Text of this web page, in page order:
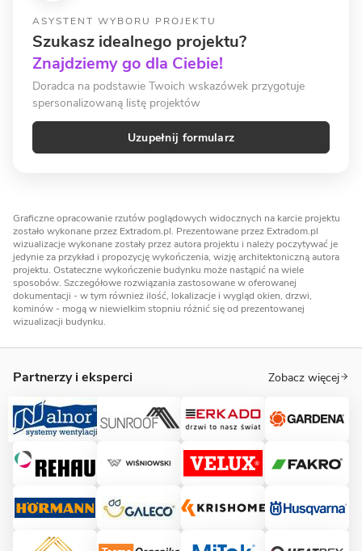
ASYSTENT WYBORU PROJEKTU
Szukasz idealnego projektu?
Znajdziemy go dla Ciebie!
Doradca na podstawie Twoich wskazówek przygotuje
spersonalizowaną listę projektów
Uzupełnij formularz
Graficzne opracowanie rzutów poglądowych widocznych na karcie projektu
zostało wykonane przez Extradom.pl. Prezentowane przez Extradom.pl
wizualizacje wykonane zostały przez autora projektu i należy poczytywać je
jedynie za przykład i propozycję wykończenia, wizję architektoniczną autora
projektu. Ostateczne wykończenie budynku może nastąpić na wiele
sposobów. Szczegółowe rozwiązania zastosowane w oferowanej
dokumentacji - w tym również ilość, lokalizacje i wygląd okien, drzwi,
kominów - mogą w niewielkim stopniu różnić się od prezentowanej
wizualizacji budynku.
Partnerzy i eksperci Zobacz więcej